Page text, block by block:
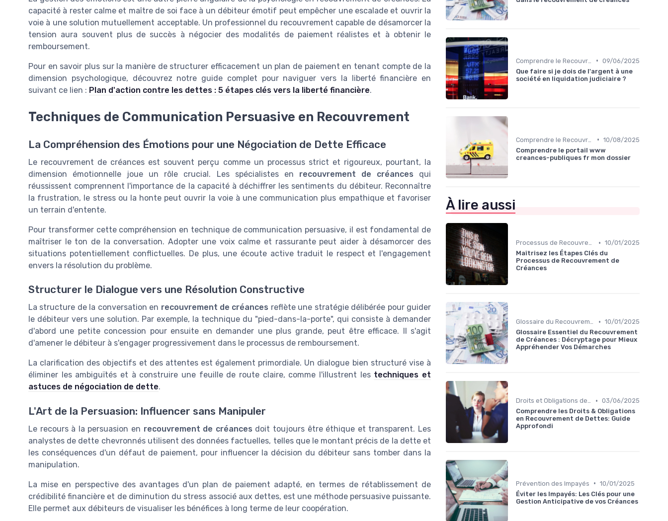
capacité à rester calme et maître de soi face à un débiteur émotif peut empêcher une escalade et ouvrir la
voie à une solution mutuellement acceptable. Un professionnel du recouvrement capable de désamorcer la
tension aura souvent plus de succès à négocier des modalités de paiement réalistes et à obtenir le
remboursement.
Pour en savoir plus sur la manière de structurer efficacement un plan de paiement en tenant compte de la
dimension psychologique, découvrez notre guide complet pour naviguer vers la liberté financière en
suivant ce lien : Plan d'action contre les dettes : 5 étapes clés vers la liberté financière.
Techniques de Communication Persuasive en Recouvrement
La Compréhension des Émotions pour une Négociation de Dette Efficace
Le recouvrement de créances est souvent perçu comme un processus strict et rigoureux, pourtant, la
dimension émotionnelle joue un rôle crucial. Les spécialistes en recouvrement de créances qui
réussissent comprennent l'importance de la capacité à déchiffrer les sentiments du débiteur. Reconnaître
la frustration, le stress ou la honte peut ouvrir la voie à une communication plus empathique et favoriser
un terrain d'entente.
Pour transformer cette compréhension en technique de communication persuasive, il est fondamental de
maîtriser le ton de la conversation. Adopter une voix calme et rassurante peut aider à désamorcer des
situations potentiellement conflictuelles. De plus, une écoute active traduit le respect et l'engagement
envers la résolution du problème.
Structurer le Dialogue vers une Résolution Constructive
La structure de la conversation en recouvrement de créances reflète une stratégie délibérée pour guider
le débiteur vers une solution. Par exemple, la technique du "pied-dans-la-porte", qui consiste à demander
d'abord une petite concession pour ensuite en demander une plus grande, peut être efficace. Il s'agit
d'amener le débiteur à s'engager progressivement dans le processus de remboursement.
La clarification des objectifs et des attentes est également primordiale. Un dialogue bien structuré vise à
éliminer les ambiguïtés et à construire une feuille de route claire, comme l'illustrent les techniques et
astuces de négociation de dette.
L'Art de la Persuasion: Influencer sans Manipuler
Le recours à la persuasion en recouvrement de créances doit toujours être éthique et transparent. Les
analystes de dette chevronnés utilisent des données factuelles, telles que le montant précis de la dette et
les conséquences d'un défaut de paiement, pour influencer la décision du débiteur sans tomber dans la
manipulation.
La mise en perspective des avantages d'un plan de paiement adapté, en termes de rétablissement de
crédibilité financière et de diminution du stress associé aux dettes, est une méthode persuasive puissante.
Elle permet aux débiteurs de visualiser les bénéfices à long terme de leur coopération.
• 09/06/2025
Que faire si je dois de l'argent à une
société en liquidation judiciaire ?
• 10/08/2025
Comprendre le portail www
creances-publiques fr mon dossier
À lire aussi
Processus de Recouvrement • 10/01/2025
Maîtrisez les Étapes Clés du
Processus de Recouvrement de
Créances
Glossaire du Recouvrement de Créances • 10/01/2025
Glossaire Essentiel du Recouvrement
de Créances : Décryptage pour Mieux
Appréhender Vos Démarches
Droits et Obligations des Créanciers et Débiteurs • 03/06/2025
Comprendre les Droits & Obligations
en Recouvrement de Dettes: Guide
Approfondi
Prévention des Impayés • 10/01/2025
Éviter les Impayés: Les Clés pour une
Gestion Anticipative de vos Créances